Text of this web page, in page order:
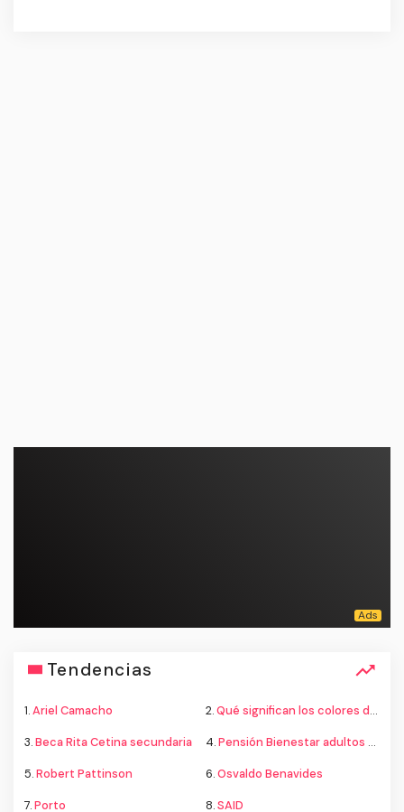
Tendencias
1.Ariel Camacho 2.Qué significan los colores de la bandera
3.Beca Rita Cetina secundaria 4.Pensión Bienestar adultos mayores
5.Robert Pattinson 6.Osvaldo Benavides
7.Porto 8.SAID